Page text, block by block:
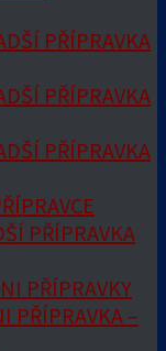
PŘÍPRAVKA
PŘÍPRAVKA
PŘÍPRAVKA
PŘÍPRAVKA
PŘÍPRAVKY
PŘÍPRAVKA –